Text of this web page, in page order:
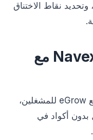
نقاط الاختناق
تنفيذ دمج Navex Delivery مع
تم تصميم دمج Navex Delivery مع eGrow للمشغلين،
أكواد في